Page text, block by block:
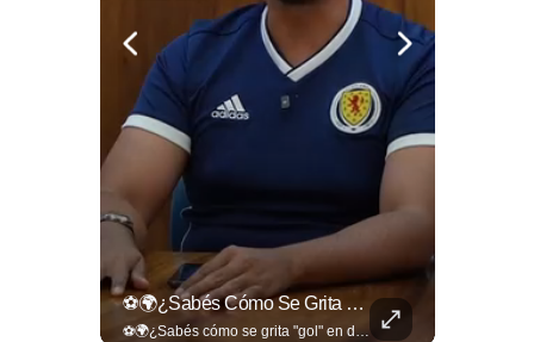
⚽🌍¿Sabés Cómo Se Grita "gol" En Distintos Rincones Del Mundo?
⚽🌍¿Sabés cómo se grita "gol" en distintos rincones del mundo? Descubrí cómo celebran la palabra más emocionante del fútbol en los países que disputan el Mundial 2026. Encuentra más en ➡️ eldiariodehoy.com #Deportes #Mundial2026